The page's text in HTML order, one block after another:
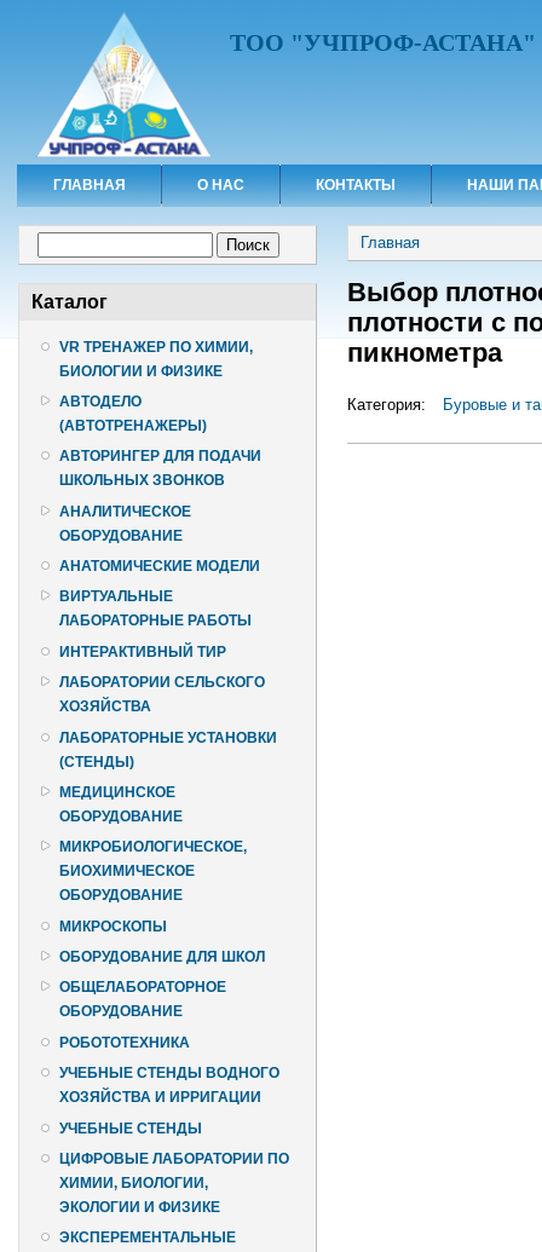
ТОО "УЧПРОФ-АСТАНА"
ГЛАВНАЯ О НАС КОНТАКТЫ НАШИ
Каталог
VR ТРЕНАЖЕР ПО ХИМИИ,
БИОЛОГИИ И ФИЗИКЕ
АВТОДЕЛО
(АВТОТРЕНАЖЕРЫ)
АВТОРИНГЕР ДЛЯ ПОДАЧИ
ШКОЛЬНЫХ ЗВОНКОВ
АНАЛИТИЧЕСКОЕ
ОБОРУДОВАНИЕ
АНАТОМИЧЕСКИЕ МОДЕЛИ
ВИРТУАЛЬНЫЕ
ЛАБОРАТОРНЫЕ РАБОТЫ
ИНТЕРАКТИВНЫЙ ТИР
ЛАБОРАТОРИИ СЕЛЬСКОГО
ХОЗЯЙСТВА
ЛАБОРАТОРНЫЕ УСТАНОВКИ
(СТЕНДЫ)
МЕДИЦИНСКОЕ
ОБОРУДОВАНИЕ
МИКРОБИОЛОГИЧЕСКОЕ,
БИОХИМИЧЕСКОЕ
ОБОРУДОВАНИЕ
МИКРОСКОПЫ
ОБОРУДОВАНИЕ ДЛЯ ШКОЛ
ОБЩЕЛАБОРАТОРНОЕ
ОБОРУДОВАНИЕ
РОБОТОТЕХНИКА
УЧЕБНЫЕ СТЕНДЫ ВОДНОГО
ХОЗЯЙСТВА И ИРРИГАЦИИ
УЧЕБНЫЕ СТЕНДЫ
ЦИФРОВЫЕ ЛАБОРАТОРИИ ПО
ХИМИИ, БИОЛОГИИ,
ЭКОЛОГИИ И ФИЗИКЕ
ЭКСПЕРЕМЕНТАЛЬНЫЕ
Вы здесь
Главная
Выбор
плотности с
пикнометра
Категория: Буровые и